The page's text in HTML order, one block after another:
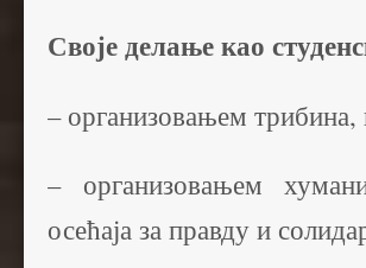
Своје делање као
– организовањем трибина,
– организовањем
осећаја за правду и